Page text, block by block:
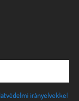
irányelvekkel